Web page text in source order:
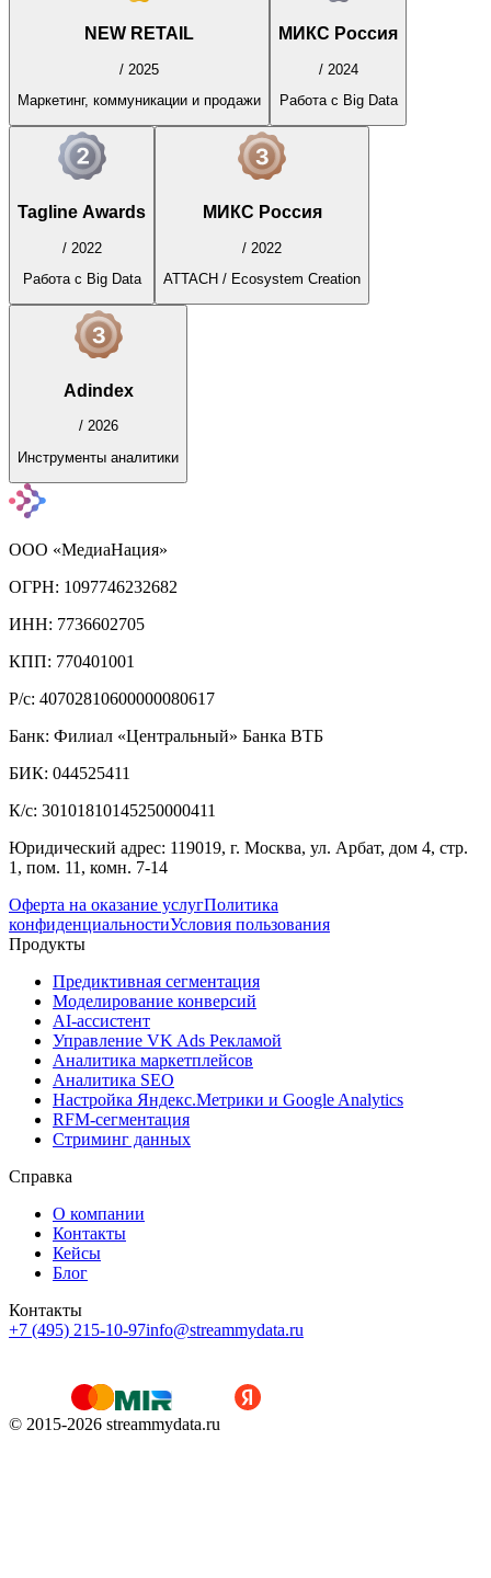
NEW RETAIL
/ 2025
Маркетинг, коммуникации и продажи
МИКС Россия
/ 2024
Работа с Big Data
Tagline Awards
/ 2022
Работа с Big Data
МИКС Россия
/ 2022
ATTACH / Ecosystem Creation
Adindex
/ 2026
Инструменты аналитики
ООО «МедиаНация»
ОГРН: 1097746232682
ИНН: 7736602705
КПП: 770401001
Р/с: 40702810600000080617
Банк: Филиал «Центральный» Банка ВТБ
БИК: 044525411
К/с: 30101810145250000411
Юридический адрес: 119019, г. Москва, ул. Арбат, дом 4, стр.
1, пом. 11, комн. 7-14
Оферта на оказание услугПолитика
конфиденциальностиУсловия пользования
Продукты
Предиктивная сегментация
Моделирование конверсий
AI-ассистент
Управление VK Ads Рекламой
Аналитика маркетплейсов
Аналитика SEO
Настройка Яндекс.Метрики и Google Analytics
RFM-сегментация
Cтриминг данных
Справка
О компании
Контакты
Кейсы
Блог
Контакты
+7 (495) 215-10-97info@streammydata.ru
© 2015-2026 streammydata.ru